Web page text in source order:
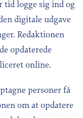
tid logge sig ind og
digitale udgave
Redaktionen
opdaterede
online.
personer få
om at opdatere